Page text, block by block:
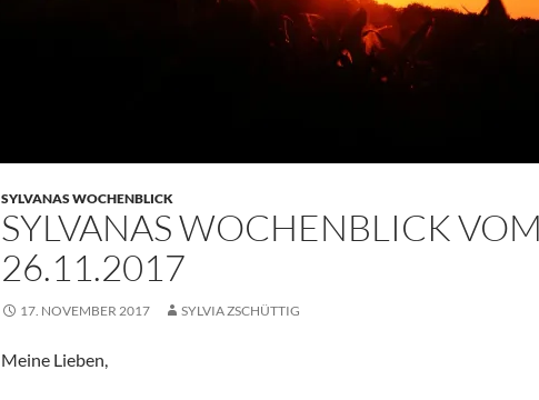
SYLVANAS WOCHENBLICK
SYLVANAS WOCHENBLICK
26.11.2017
17. NOVEMBER 2017 SYLVIA ZSCHÜTTIG
Meine Lieben,